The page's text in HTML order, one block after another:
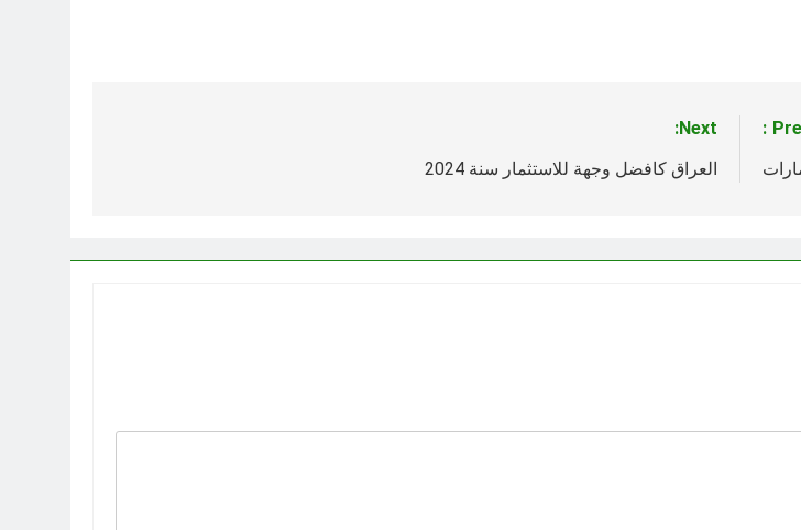
Next:
العراق كافضل وجهة للاستثمار سنة 2024